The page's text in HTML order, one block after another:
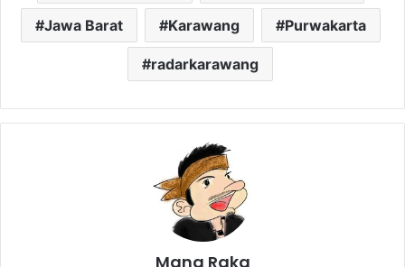
Jawa Barat Karawang Purwakarta
radarkarawang
Mang Raka